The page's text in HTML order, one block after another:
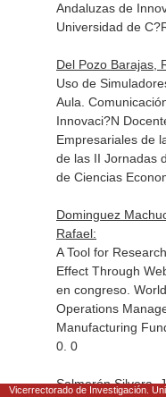
Andaluzas de
Universidad de
Del Pozo Barajas,
Uso de
Aula.
Innovaci?N
Empresariales de
de las II Jornadas
de Ciencias
Dominguez
Rafael:
A Tool for
Effect Through
en congreso.
Operations
Manufacturing
0. 0
Salmerón Silvera,
Vicerrectorado de Investigación.